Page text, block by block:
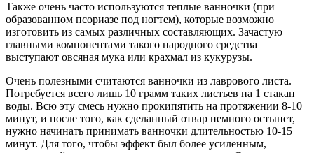
Также очень часто используются теплые ванночки (при
образованном псориазе под ногтем), которые возможно
изготовить из самых различных составляющих. Зачастую
главными компонентами такого народного средства
выступают овсяная мука или крахмал из кукурузы.
Очень полезными считаются ванночки из лаврового листа.
Потребуется всего лишь 10 грамм таких листьев на 1 стакан
воды. Всю эту смесь нужно прокипятить на протяжении 8-10
минут, и после того, как сделанный отвар немного остынет,
нужно начинать принимать ванночки длительностью 10-15
минут. Для того, чтобы эффект был более усиленным,